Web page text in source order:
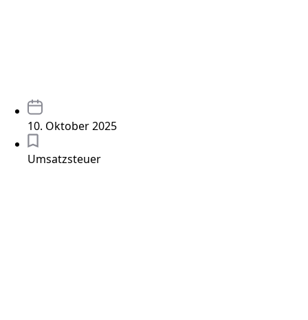
10. Oktober 2025
Umsatzsteuer